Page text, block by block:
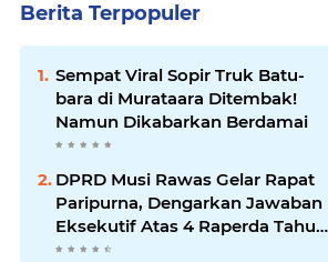
Berita Terpopuler
Sempat Viral Sopir Truk Batu-
bara di Murataara Ditembak!
Namun Dikabarkan Berdamai
DPRD Musi Rawas Gelar Rapat
Paripurna, Dengarkan Jawaban
Eksekutif Atas 4 Raperda Tahun
2026